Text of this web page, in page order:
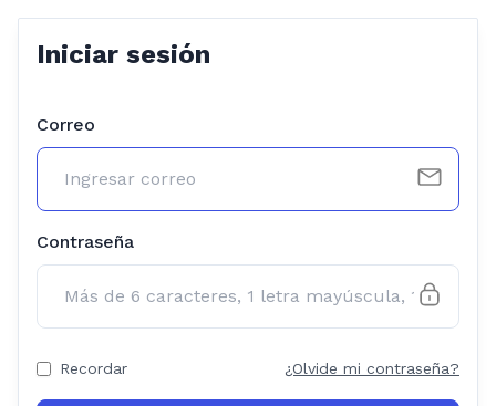
Iniciar sesión
Correo
Contraseña
Recordar ¿Olvide mi contraseña?